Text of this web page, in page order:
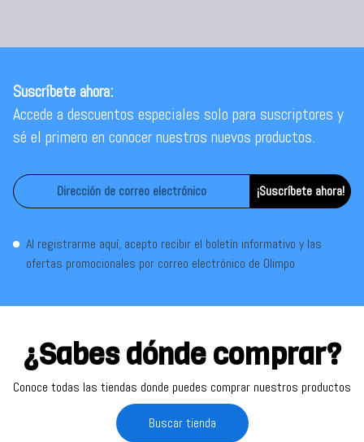
Suscríbete ahora:
Accede a descuentos especiales solo para suscriptores y
sé el primero en conocer nuestros nuevos productos.
¡Suscríbete ahora!
Al registrarme aquí, acepto recibir el boletín informativo y las
ofertas promocionales por correo electrónico de Olimpo
¿Sabes dónde comprar?
Conoce todas las tiendas donde puedes comprar nuestros productos
Buscar tienda